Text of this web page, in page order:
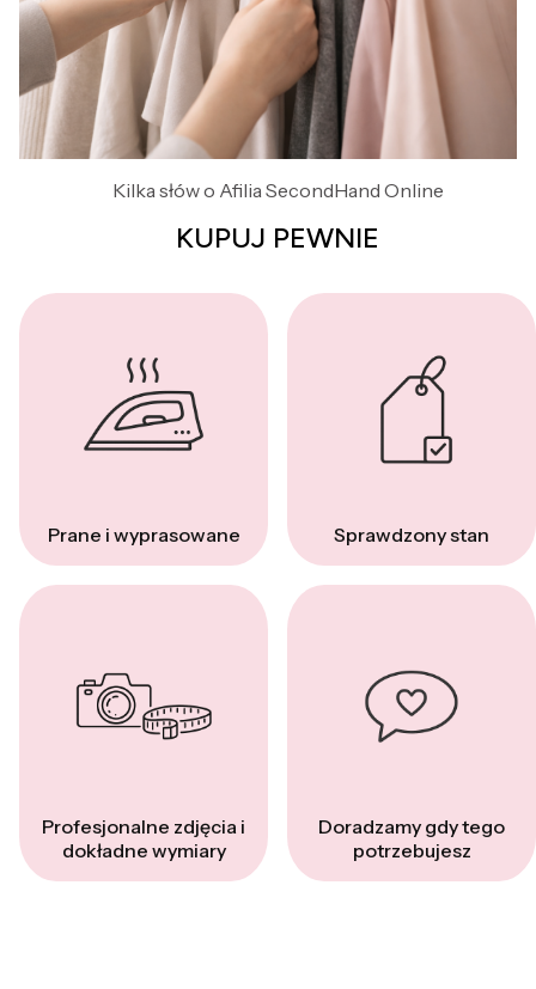
Kilka słów o Afilia SecondHand Online
KUPUJ PEWNIE
Prane i wyprasowane Sprawdzony stan
Profesjonalne zdjęcia i
dokładne wymiary
Doradzamy gdy tego
potrzebujesz